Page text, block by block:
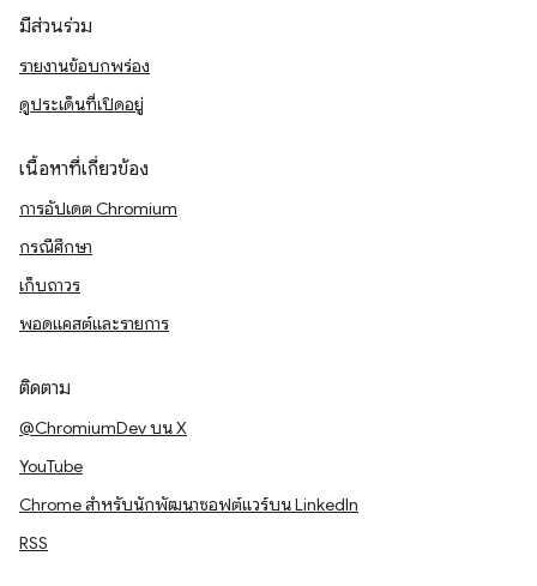
มีส่วนร่วม
รายงานข้อบกพร่อง
ดูประเด็นที่เปิดอยู่
เนื้อหาที่เกี่ยวข้อง
การอัปเดต Chromium
กรณีศึกษา
เก็บถาวร
พอดแคสต์และรายการ
ติดตาม
@ChromiumDev บน X
YouTube
Chrome สำหรับนักพัฒนาซอฟต์แวร์บน LinkedIn
RSS